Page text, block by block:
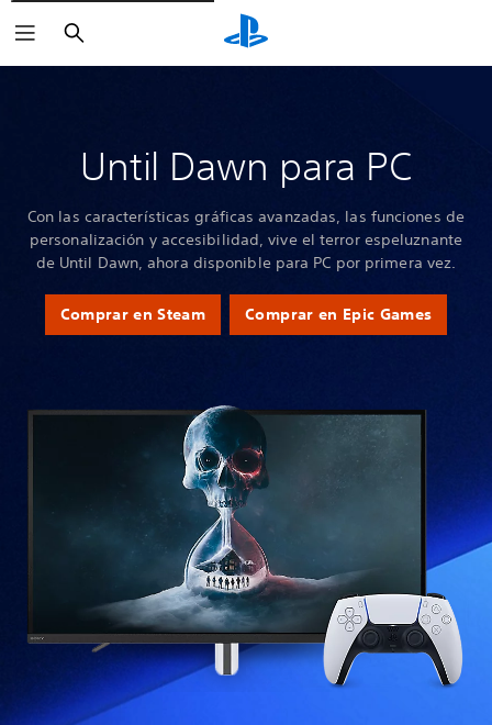
Buscar
Until Dawn para PC
Con las características gráficas avanzadas, las funciones de
personalización y accesibilidad, vive el terror espeluznante
de Until Dawn, ahora disponible para PC por primera vez.
Comprar en Steam Comprar en Epic Games